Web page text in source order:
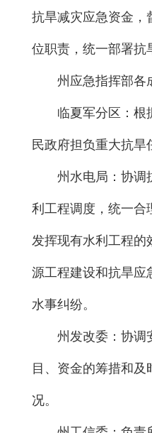
抗旱减灾应急资金，
位职责，统一部署抗
州应急指挥部各
临夏军分区：根
民政府担负重大抗旱
州水电局：协调
利工程调度，统一合
发挥现有水利工程的
源工程建设和抗旱应
水事纠纷。
州发改委：协调
目、资金的筹措和
况。